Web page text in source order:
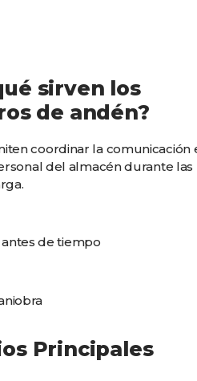
sirven los
de andén?
coordinar la comunicación
del almacén durante las
de tiempo
Principales